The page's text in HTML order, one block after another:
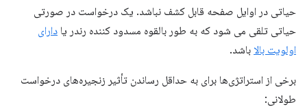
حیاتی در اوایل صفحه قابل کشف نباشد. یک درخواست در صورتی
حیاتی تلقی می شود که به طور بالقوه مسدود کننده رندر یا دارای
اولویت بالا باشد.
برخی از استراتژی‌ها برای به حداقل رساندن تأثیر زنجیره‌های درخواست
طولانی: